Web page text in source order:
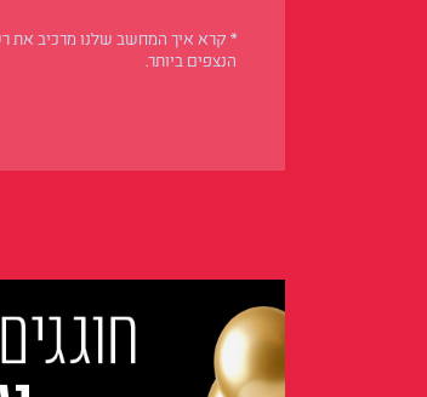
* קרא איך המחשב שלנו מרכיב את
הנצפים ביותר.